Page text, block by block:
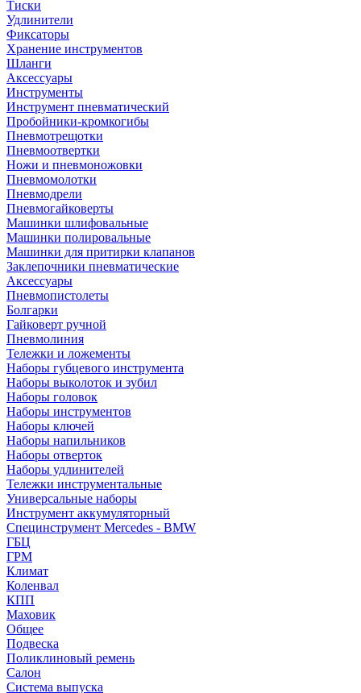
Тиски
Удлинители
Фиксаторы
Хранение инструментов
Шланги
Аксессуары
Инструменты
Инструмент пневматический
Пробойники-кромкогибы
Пневмотрещотки
Пневмоотвертки
Ножи и пневмоножовки
Пневмомолотки
Пневмодрели
Пневмогайковерты
Машинки шлифовальные
Машинки полировальные
Машинки для притирки клапанов
Заклепочники пневматические
Аксессуары
Пневмопистолеты
Болгарки
Гайковерт ручной
Пневмолиния
Тележки и ложементы
Наборы губцевого инструмента
Наборы выколоток и зубил
Наборы головок
Наборы инструментов
Наборы ключей
Наборы напильников
Наборы отверток
Наборы удлинителей
Тележки инструментальные
Универсальные наборы
Инструмент аккумуляторный
Специнструмент Mercedes - BMW
ГБЦ
ГРМ
Климат
Коленвал
КПП
Маховик
Общее
Подвеска
Поликлиновый ремень
Салон
Система выпуска